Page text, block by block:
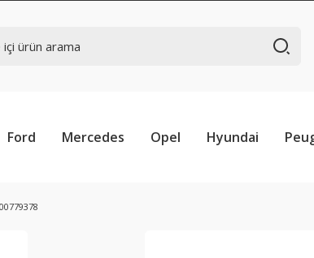
Ford Mercedes Opel Hyundai